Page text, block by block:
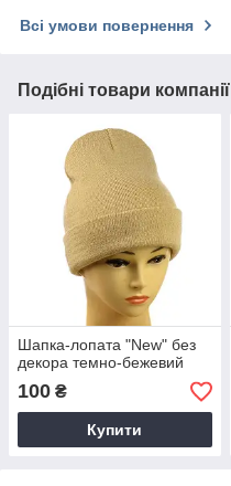
Всі умови повернення
Подібні товари компанії
Шапка-лопата "New" без
декора темно-бежевий
100 ₴
Купити